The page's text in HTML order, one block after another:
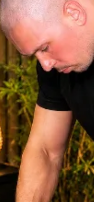
hábitos que puedes
prevenirlo.